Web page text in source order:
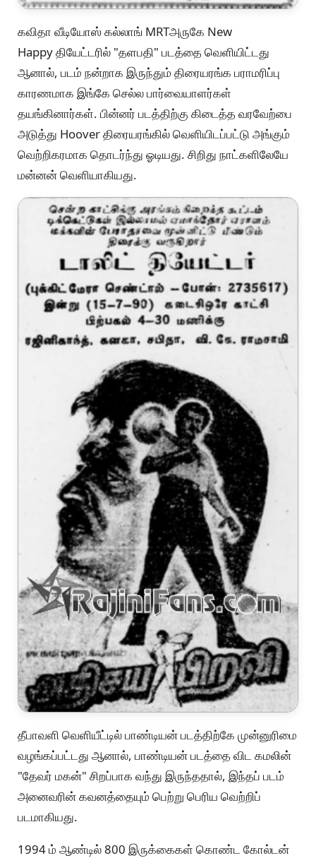
கவிதா வீடியோஸ் கல்லாங் MRTஅருகே New
Happy தியேட்டரில் "தளபதி" படத்தை வெளியிட்டது
ஆனால், படம் நன்றாக இருந்தும் திரையரங்க பராமரிப்பு
காரணமாக இங்கே செல்ல பார்வையாளர்கள்
தயங்கினார்கள். பின்னர் படத்திற்கு கிடைத்த வரவேற்பை
அடுத்து Hoover திரையரங்கில் வெளியிடப்பட்டு அங்கும்
வெற்றிகரமாக தொடர்ந்து ஓடியது. சிறிது நாட்களிலேயே
மன்னன் வெளியாகியது.
தீபாவளி வெளியீட்டில் பாண்டியன் படத்திற்கே முன்னுரிமை
வழங்கப்பட்டது ஆனால், பாண்டியன் படத்தை விட கமலின்
"தேவர் மகன்" சிறப்பாக வந்து இருந்ததால், இந்தப் படம்
அனைவரின் கவனத்தையும் பெற்று பெரிய வெற்றிப்
படமாகியது.
1994 ம் ஆண்டில் 800 இருக்கைகள் கொண்ட கோல்டன்